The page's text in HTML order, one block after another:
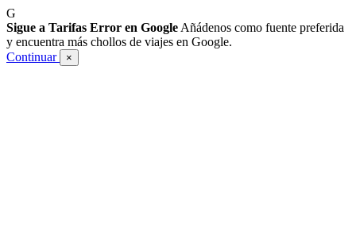
G
Sigue a Tarifas Error en Google Añádenos como fuente preferida
y encuentra más chollos de viajes en Google.
Continuar
×